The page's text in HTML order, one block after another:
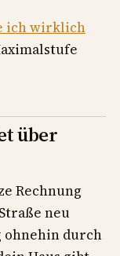
ich wirklich
über
Rechnung
neu
durch